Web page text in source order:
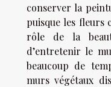
conserver la
puisque les fleurs
rôle de la
d’entretenir le
beaucoup de
murs végétaux